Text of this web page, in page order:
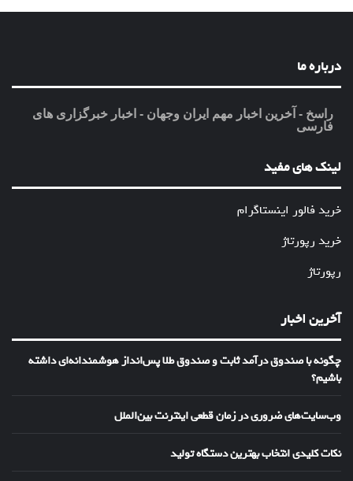
درباره ما
راسخ - آخرین اخبار مهم ایران وجهان - اخبار خبرگزاری های
فارسی
لینک های مفید
خرید فالور اینستاگرام
خرید رپورتاژ
رپورتاژ
آخرین اخبار
چگونه با صندوق درآمد ثابت و صندوق طلا پس‌انداز هوشمندانه‌ای داشته
باشیم؟
وب‌سایت‌های ضروری در زمان قطعی اینترنت بین‌الملل
نکات کلیدی انتخاب بهترین دستگاه تولید